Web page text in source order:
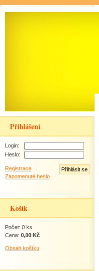
Přihlášení
Login:
Heslo:
Registrace
Zapomenuté heslo
Košík
Počet: 0 ks
Cena: 0,00 Kč
Obsah košíku